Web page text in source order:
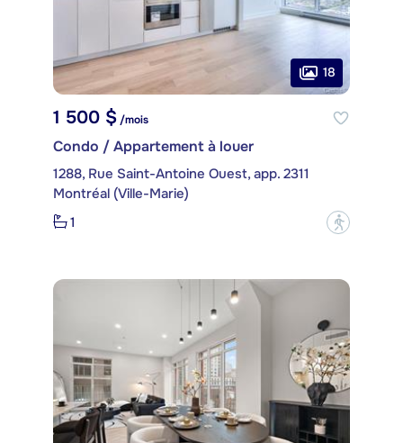
18
1 500 $ /mois
Condo / Appartement à louer
1288, Rue Saint-Antoine Ouest, app. 2311
Montréal (Ville-Marie)
1
?